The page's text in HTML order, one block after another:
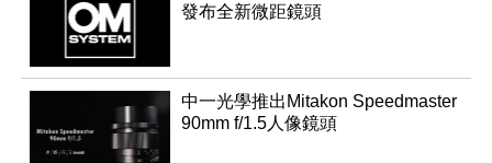
發布全新微距鏡頭
中一光學推出Mitakon Speedmaster
90mm f/1.5人像鏡頭